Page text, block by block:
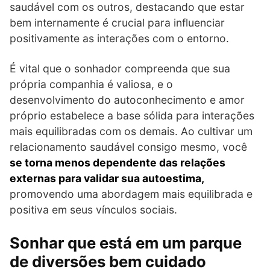
saudável com os outros, destacando que estar
bem internamente é crucial para influenciar
positivamente as interações com o entorno.
É vital que o sonhador compreenda que sua
própria companhia é valiosa, e o
desenvolvimento do autoconhecimento e amor
próprio estabelece a base sólida para interações
mais equilibradas com os demais. Ao cultivar um
relacionamento saudável consigo mesmo, você
se torna menos dependente das relações
externas para validar sua autoestima,
promovendo uma abordagem mais equilibrada e
positiva em seus vínculos sociais.
Sonhar que está em um parque
de diversões bem cuidado